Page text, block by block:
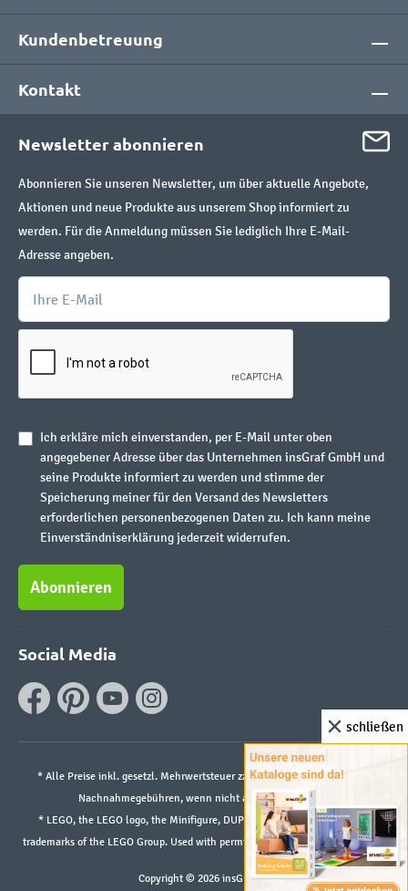
Kundenbetreuung
Kontakt
Newsletter abonnieren
Abonnieren Sie unseren Newsletter, um über aktuelle Angebote,
Aktionen und neue Produkte aus unserem Shop informiert zu
werden. Für die Anmeldung müssen Sie lediglich Ihre E-Mail-
Adresse angeben.
Ich erkläre mich einverstanden, per E-Mail unter oben
angegebener Adresse über das Unternehmen insGraf GmbH und
seine Produkte informiert zu werden und stimme der
Speicherung meiner für den Versand des Newsletters
erforderlichen personenbezogenen Daten zu. Ich kann meine
Einverständniserklärung jederzeit widerrufen.
Abonnieren
Social Media
* Alle Preise inkl. gesetzl. Mehrwertsteuer zzgl.Versandkostenund ggf.
Nachnahmegebühren, wenn nicht anders angegeben.
* LEGO, the LEGO logo, the Minifigure, DUPLO, and the SPIKE logo are
trademarks of the LEGO Group. Used with permission. ©2026 The LEGO Group
Copyright © 2026 insGraf.de
schließen